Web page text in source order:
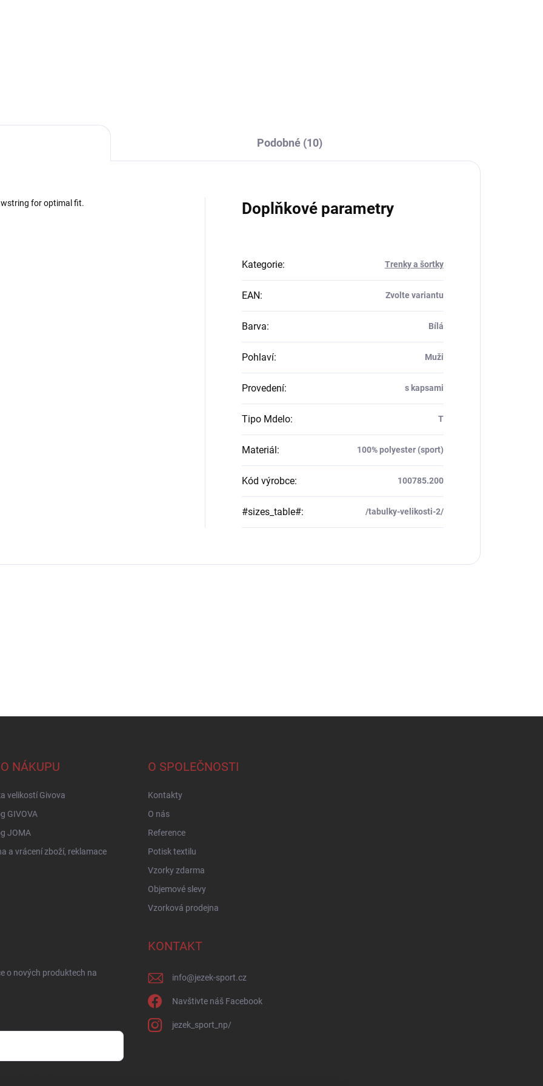
Podobné (10)
for optimal fit. Doplňkové parametry
Kategorie: Trenky a šortky
EAN: Zvolte variantu
Barva: Bílá
Pohlaví: Muži
Provedení: s kapsami
Tipo Mdelo: T
Materiál: 100% polyester (sport)
Kód výrobce: 100785.200
#sizes_table#: /tabulky-velikosti-2/
NÁKUPU
velikostí Givova
GIVOVA
JOMA
a vrácení zboží, reklamace
O SPOLEČNOSTI
Kontakty
O nás
Reference
Potisk textilu
Vzorky zdarma
Objemové slevy
Vzorková prodejna
o nových produktech na
KONTAKT
info@jezek-sport.cz
Navštivte náš Facebook
jezek_sport_np/